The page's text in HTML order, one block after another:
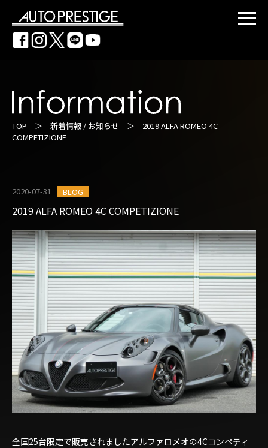
TOP ＞ 新着情報 / お知らせ ＞ 2019 ALFA ROMEO 4C
COMPETIZIONE
2020-07-31 BLOG
2019 ALFA ROMEO 4C COMPETIZIONE
全国25台限定で販売されましたアルファロメオの4Cコンペティ